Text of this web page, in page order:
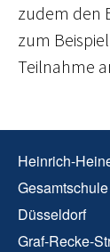
zudem den
zum
Teilnahme
Heinrich-
Gesamtschule
Düsseldorf
Graf-Recke-